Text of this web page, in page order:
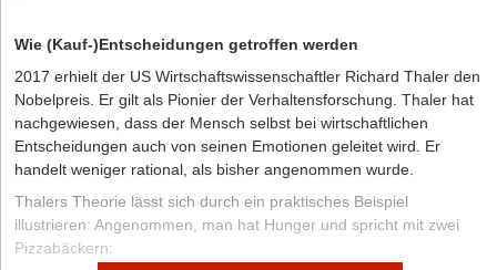
Wie (Kauf-)Entscheidungen getroffen werden
2017 erhielt der US Wirtschaftswissenschaftler Richard Thaler den
Nobelpreis. Er gilt als Pionier der Verhaltensforschung. Thaler hat
nachgewiesen, dass der Mensch selbst bei wirtschaftlichen
Entscheidungen auch von seinen Emotionen geleitet wird. Er
handelt weniger rational, als bisher angenommen wurde.
Thalers Theorie lässt sich durch ein praktisches Beispiel
illustrieren: Angenommen, man hat Hunger und spricht mit zwei
Pizzabäckern: